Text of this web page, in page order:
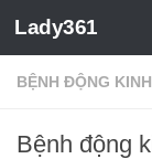
Lady361
BỆNH ĐỘNG KINH
Bệnh động